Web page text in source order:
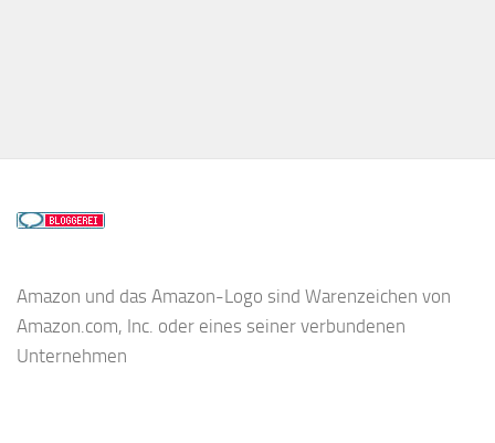
Amazon und das Amazon-Logo sind Warenzeichen von
Amazon.com, Inc. oder eines seiner verbundenen
Unternehmen